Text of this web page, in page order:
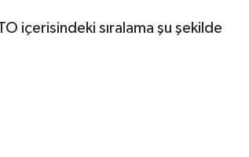
içerisindeki sıralama şu şekilde